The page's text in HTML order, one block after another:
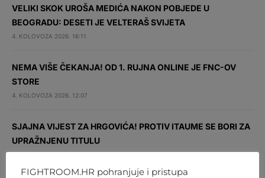
VELIKI SKOK UROŠA MEDIĆA NAKON POBJEDE U
BEOGRADU: DESETI JE VELTERAŠ SVIJETA
4. KOLOVOZA 2026. 16:11
NEMA VIŠE ČEKANJA! OD 1. RUJNA ONLINE JE FNC-OV
STORE
4. KOLOVOZA 2026. 12:07
SJAJNA VIJEST ZA HRGOVIĆA! PROTIV ITAUME SE BORI ZA
UPRAŽNJENU TITULU
4. KOLOVOZA 2026. 10:11
FIGHTROOM.HR pohranjuje i pristupa